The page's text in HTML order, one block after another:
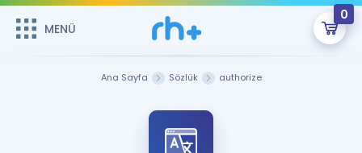
MENÜ
0
Sepetin Şu An Boş.
Remzi Hoca ile seni sınava hazırlayacak onlarca eğitim seni
MENÜ
Ana Sayfa Sözlük authorize